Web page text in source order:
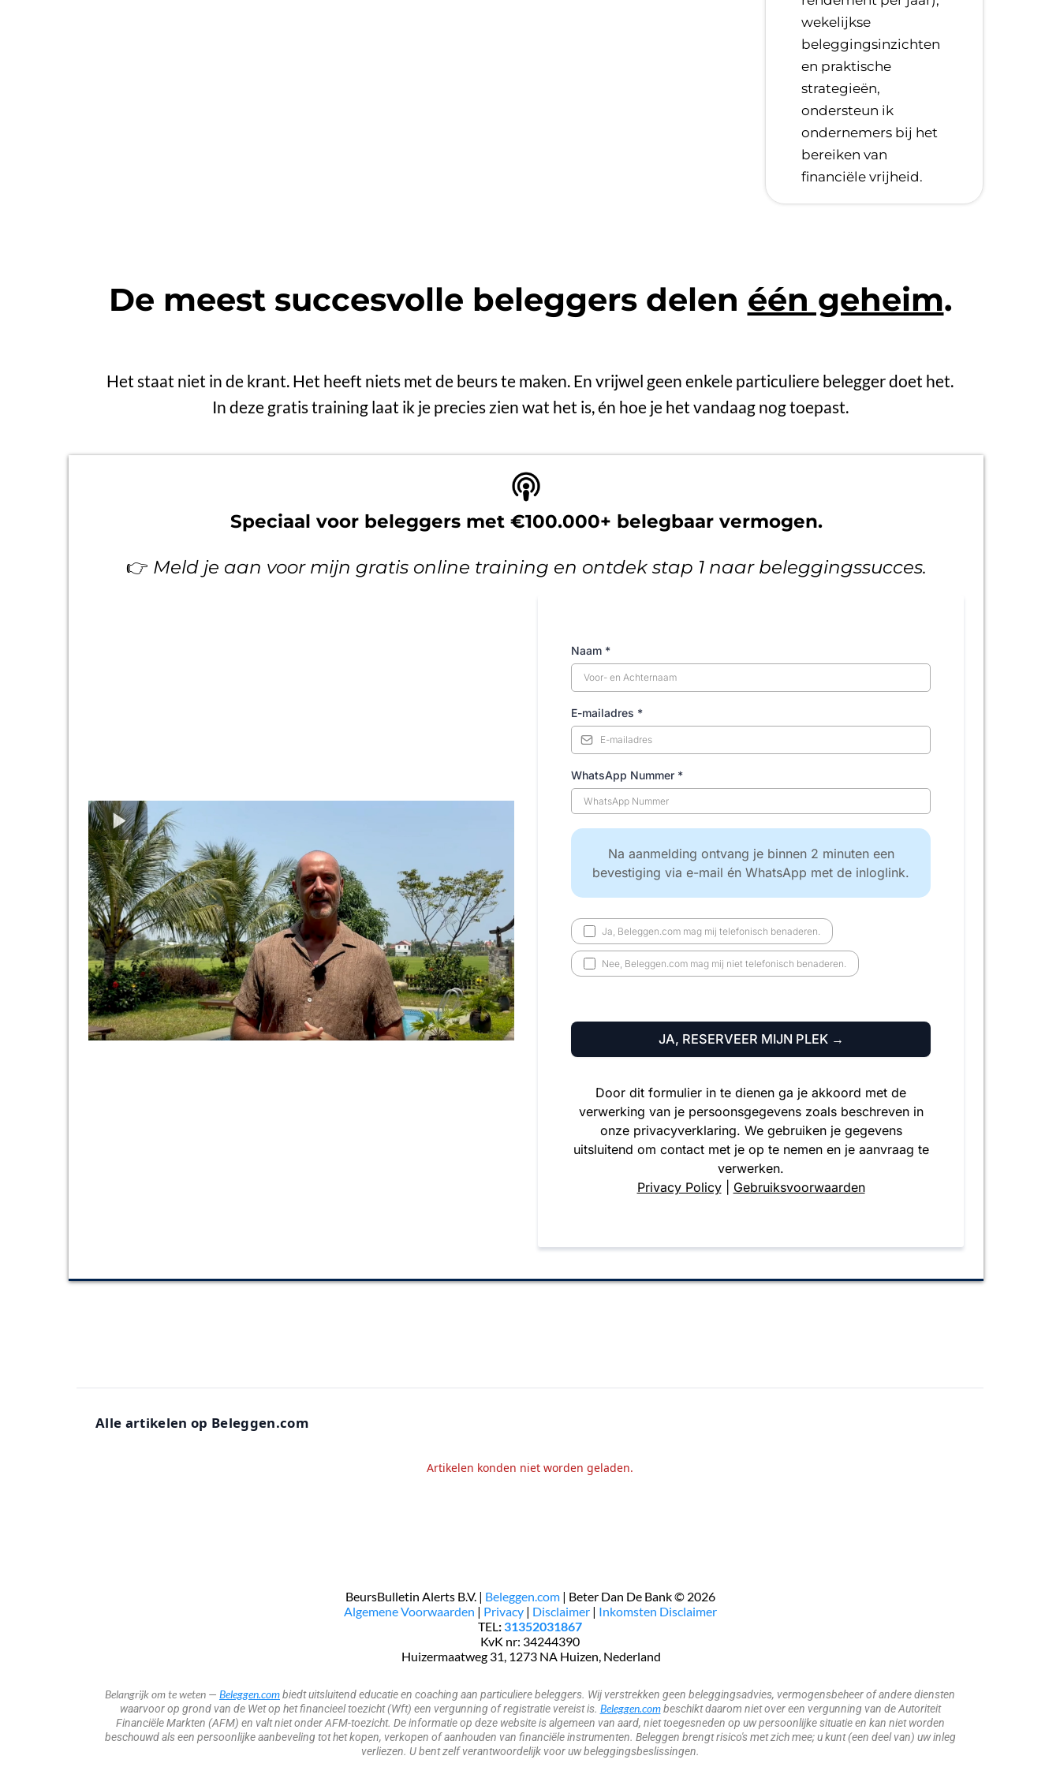
wekelijkse
beleggingsinzichten
en praktische
strategieën,
ondersteun ik
ondernemers bij het
bereiken van
financiële vrijheid.
De meest succesvolle beleggers delen één geheim.
Het staat niet in de krant. Het heeft niets met de beurs te maken. En vrijwel geen enkele particuliere belegger doet het.
In deze gratis training laat ik je precies zien wat het is, én hoe je het vandaag nog toepast.
Speciaal voor beleggers met €100.000+ belegbaar vermogen.
👉 Meld je aan voor mijn gratis online training en ontdek stap 1 naar beleggingssucces.
Naam *
E-mailadres *
WhatsApp Nummer *
Na aanmelding ontvang je binnen 2 minuten een
bevestiging via e-mail én WhatsApp met de inloglink.
Ja, Beleggen.com mag mij telefonisch benaderen.
Nee, Beleggen.com mag mij niet telefonisch benaderen.
JA, RESERVEER MIJN PLEK →
Door dit formulier in te dienen ga je akkoord met de
verwerking van je persoonsgegevens zoals beschreven in
onze privacyverklaring. We gebruiken je gegevens
uitsluitend om contact met je op te nemen en je aanvraag te
verwerken.
Privacy Policy| Gebruiksvoorwaarden
Alle artikelen op Beleggen.com
Artikelen konden niet worden geladen.
BeursBulletin Alerts B.V. | Beleggen.com| Beter Dan De Bank © 2026
​Algemene Voorwaarden | Privacy | Disclaimer | Inkomsten Disclaimer
TEL : 31352031867
KvK nr: 34244390
​​​ Huizermaatweg 31, 1273 NA Huizen, Nederland
Belangrijk om te weten — Beleggen.combiedt uitsluitend educatie en coaching aan particuliere beleggers. Wij verstrekken geen beleggingsadvies, vermogensbeheer of andere diensten
waarvoor op grond van de Wet op het financieel toezicht (Wft) een vergunning of registratie vereist is. Beleggen.combeschikt daarom niet over een vergunning van de Autoriteit
Financiële Markten (AFM) en valt niet onder AFM-toezicht. De informatie op deze website is algemeen van aard, niet toegesneden op uw persoonlijke situatie en kan niet worden
beschouwd als een persoonlijke aanbeveling tot het kopen, verkopen of aanhouden van financiële instrumenten. Beleggen brengt risico's met zich mee; u kunt (een deel van) uw inleg
verliezen. U bent zelf verantwoordelijk voor uw beleggingsbeslissingen.